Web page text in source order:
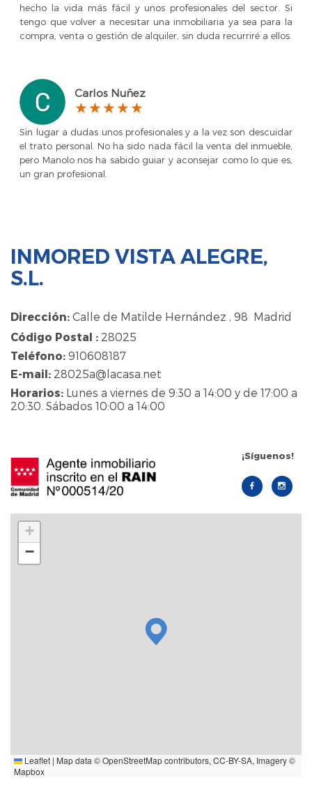
hecho la vida más fácil y unos profesionales del sector. Si
tengo que volver a necesitar una inmobiliaria ya sea para la
compra, venta o gestión de alquiler, sin duda recurriré a ellos.
Carlos Nuñez
Sin lugar a dudas unos profesionales y a la vez son descuidar
el trato personal. No ha sido nada fácil la venta del inmueble,
pero Manolo nos ha sabido guiar y aconsejar como lo que es,
un gran profesional.
INMORED VISTA ALEGRE,
S.L.
Dirección: Calle de Matilde Hernández , 98 Madrid
Código Postal : 28025
Teléfono: 910608187
E-mail: 28025a@lacasa.net
Horarios: Lunes a viernes de 9:30 a 14:00 y de 17:00 a
20:30. Sábados 10:00 a 14:00
¡Síguenos!
+
−
Leaflet | Map data ©OpenStreetMapcontributors, CC-BY-SA, Imagery ©
Mapbox